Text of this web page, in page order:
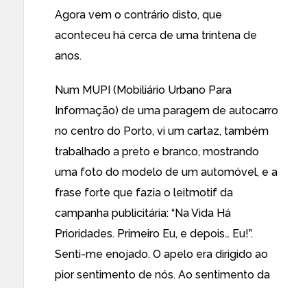
Agora vem o contrário disto, que
aconteceu há cerca de uma trintena de
anos.
Num MUPI (Mobiliário Urbano Para
Informação) de uma paragem de autocarro
no centro do Porto, vi um cartaz, também
trabalhado a preto e branco, mostrando
uma foto do modelo de um automóvel, e a
frase forte que fazia o leitmotif da
campanha publicitária: “Na Vida Há
Prioridades. Primeiro Eu, e depois… Eu!”.
Senti-me enojado. O apelo era dirigido ao
pior sentimento de nós. Ao sentimento da